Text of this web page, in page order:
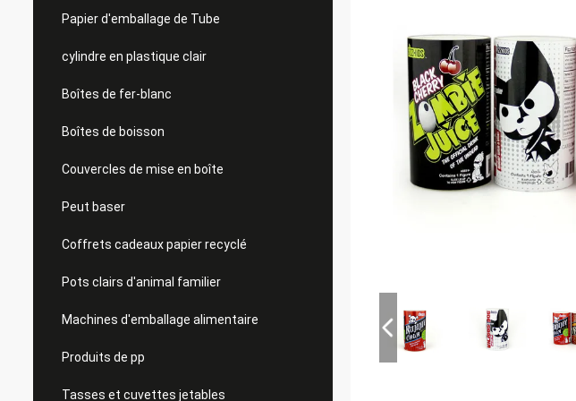
Papier d'emballage de Tube
cylindre en plastique clair
Boîtes de fer-blanc
Boîtes de boisson
Couvercles de mise en boîte
Peut baser
Coffrets cadeaux papier recyclé
Pots clairs d'animal familier
Machines d'emballage alimentaire
Produits de pp
Tasses et cuvettes jetables